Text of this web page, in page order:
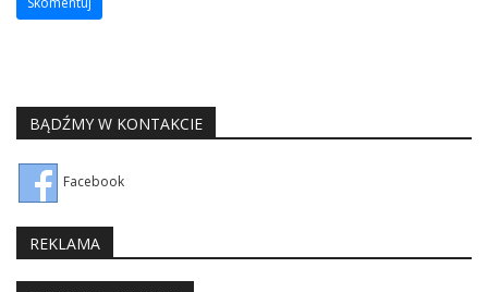
BĄDŹMY W KONTAKCIE
Facebook
REKLAMA